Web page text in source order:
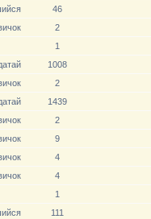
46
2
1
1008
2
1439
2
9
4
4
1
111